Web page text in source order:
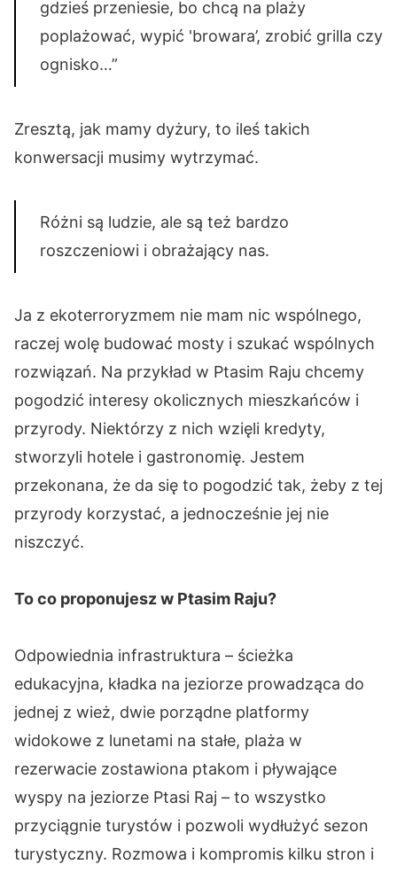
gdzieś przeniesie, bo chcą na plaży
poplażować, wypić 'browara’, zrobić grilla czy
ognisko…”
Zresztą, jak mamy dyżury, to ileś takich
konwersacji musimy wytrzymać.
Różni są ludzie, ale są też bardzo
roszczeniowi i obrażający nas.
Ja z ekoterroryzmem nie mam nic wspólnego,
raczej wolę budować mosty i szukać wspólnych
rozwiązań. Na przykład w Ptasim Raju chcemy
pogodzić interesy okolicznych mieszkańców i
przyrody. Niektórzy z nich wzięli kredyty,
stworzyli hotele i gastronomię. Jestem
przekonana, że da się to pogodzić tak, żeby z tej
przyrody korzystać, a jednocześnie jej nie
niszczyć.
To co proponujesz w Ptasim Raju?
Odpowiednia infrastruktura – ścieżka
edukacyjna, kładka na jeziorze prowadząca do
jednej z wież, dwie porządne platformy
widokowe z lunetami na stałe, plaża w
rezerwacie zostawiona ptakom i pływające
wyspy na jeziorze Ptasi Raj – to wszystko
przyciągnie turystów i pozwoli wydłużyć sezon
turystyczny. Rozmowa i kompromis kilku stron i